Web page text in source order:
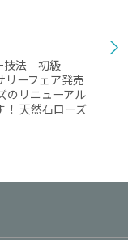
技法 初級
ーフェア発売
リニューアル
！ 天然石ローズ